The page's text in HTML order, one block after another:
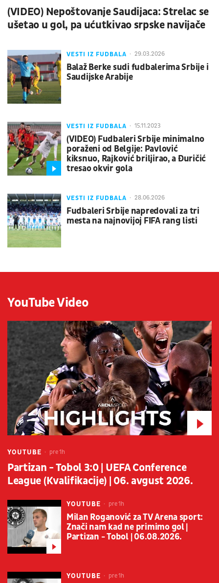
(VIDEO) Nepoštovanje Saudijaca: Strelac se
ušetao u gol, pa ućutkivao srpske navijače
VESTI IZ FUDBALA 29.03.2026
Balaž Berke sudi fudbalerima Srbije i
Saudijske Arabije
VESTI IZ FUDBALA 15.11.2023
(VIDEO) Fudbaleri Srbije minimalno
poraženi od Belgije: Pavlović
kiksnuo, Rajković briljirao, a Đuričić
tresao okvir gola
VESTI IZ FUDBALA 28.06.2026
Fudbaleri Srbije napredovali za tri
mesta na najnovijoj FIFA rang listi
YouTube Video
YOUTUBE pre 1h
Partizan - Tobol 3:0 | UEFA Conference
League (Kvalifikacije) | 06. avgust 2026.
YOUTUBE pre 1h
Milan Roganović za TV Arena sport:
Znači nam kad ne primimo gol |
Partizan - Tobol | 06.08.2026.
YOUTUBE pre 1h